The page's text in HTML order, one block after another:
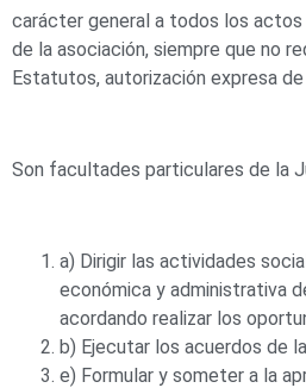
carácter general a todos los actos
de la asociación, siempre que no
Estatutos, autorización expresa de
Son facultades particulares de la
a) Dirigir las actividades
económica y administrativa
acordando realizar los
b) Ejecutar los acuerdos de
e) Formular y someter a la